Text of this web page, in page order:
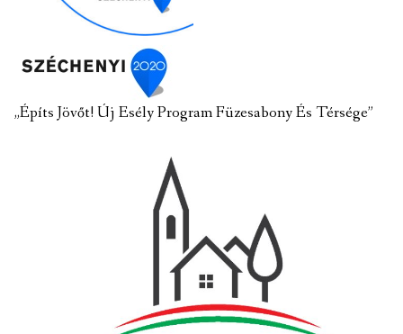
„Építs Jövőt! Új Esély Program Füzesabony És Térsége”